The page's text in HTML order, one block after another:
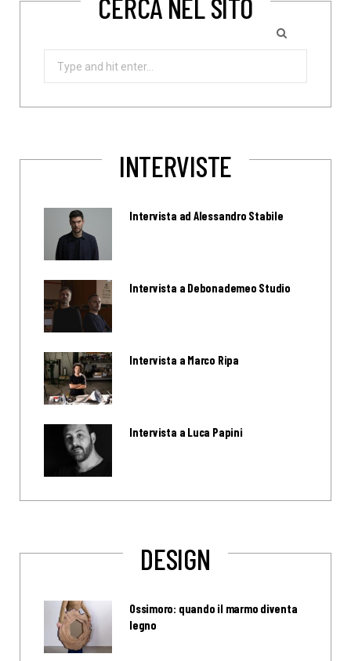
CERCA NEL SITO
INTERVISTE
Intervista ad Alessandro Stabile
Intervista a Debonademeo Studio
Intervista a Marco Ripa
Intervista a Luca Papini
DESIGN
Ossimoro: quando il marmo diventa
legno